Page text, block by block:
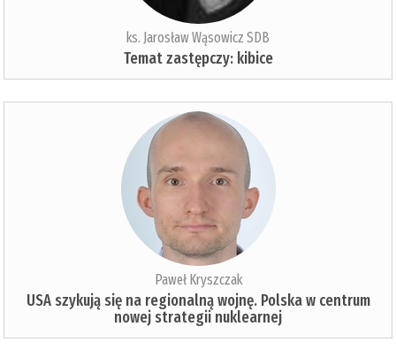
ks. Jarosław Wąsowicz SDB
Temat zastępczy: kibice
Paweł Kryszczak
USA szykują się na regionalną wojnę. Polska w centrum
nowej strategii nuklearnej